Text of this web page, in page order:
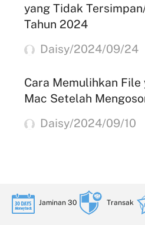
yang Tidak
Tahun 2024
Daisy/2024/09/24
Cara Memulihkan File
Mac Setelah
Daisy/2024/09/10
Jaminan 30 Transak